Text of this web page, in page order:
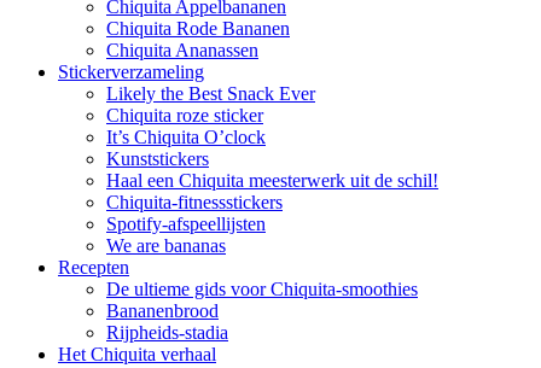
Chiquita Appelbananen
Chiquita Rode Bananen
Chiquita Ananassen
Stickerverzameling
Likely the Best Snack Ever
Chiquita roze sticker
It’s Chiquita O’clock
Kunststickers
Haal een Chiquita meesterwerk uit de schil!
Chiquita-fitnessstickers
Spotify-afspeellijsten
We are bananas
Recepten
De ultieme gids voor Chiquita-smoothies
Bananenbrood
Rijpheids-stadia
Het Chiquita verhaal